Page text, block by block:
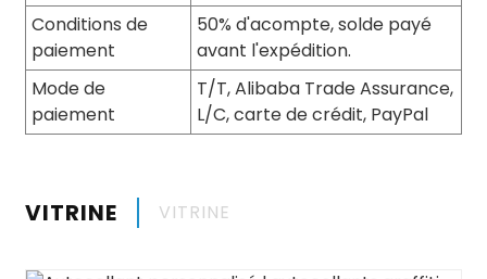
Conditions de
paiement
50% d'acompte, solde payé
avant l'expédition.
Mode de
paiement
T/T, Alibaba Trade Assurance,
L/C, carte de crédit, PayPal
VITRINE VITRINE